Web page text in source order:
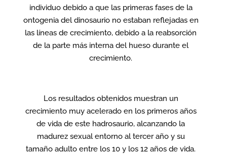
individuo debido a que las primeras fases de la
ontogenia del dinosaurio no estaban reflejadas en
las líneas de crecimiento, debido a la reabsorción
de la parte más interna del hueso durante el
crecimiento.
Los resultados obtenidos muestran un
crecimiento muy acelerado en los primeros años
de vida de este hadrosaurio, alcanzando la
madurez sexual entorno al tercer año y su
tamaño adulto entre los 10 y los 12 años de vida.